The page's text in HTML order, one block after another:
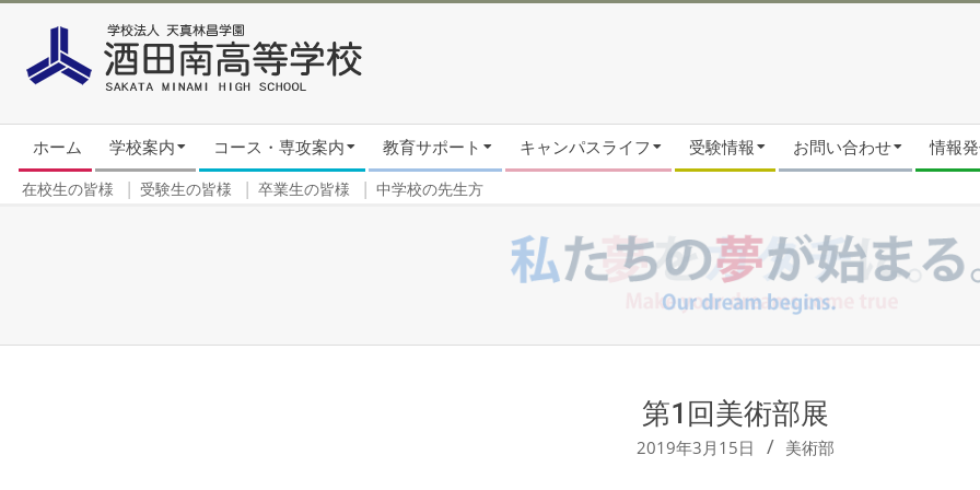
content
Secondary
Navigation
Menu
ホーム 学校案内 コース・専攻案内 教育サポート キャンパスライフ 受験情報 お問い合わせ 情報
在校生の皆様 受験生の皆様 卒業生の皆様 中学校の先生方
第1回美術部展
2019年3月15日 美術部